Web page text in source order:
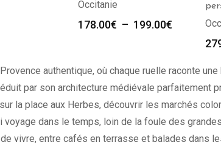
Occitanie
178.00€ – 199.00€
authentique, où chaque ruelle raconte
par son architecture médiévale parfaitement
la place aux Herbes, découvrir les marchés
dans le temps, loin de la foule des
vivre, entre cafés en terrasse et balades dans